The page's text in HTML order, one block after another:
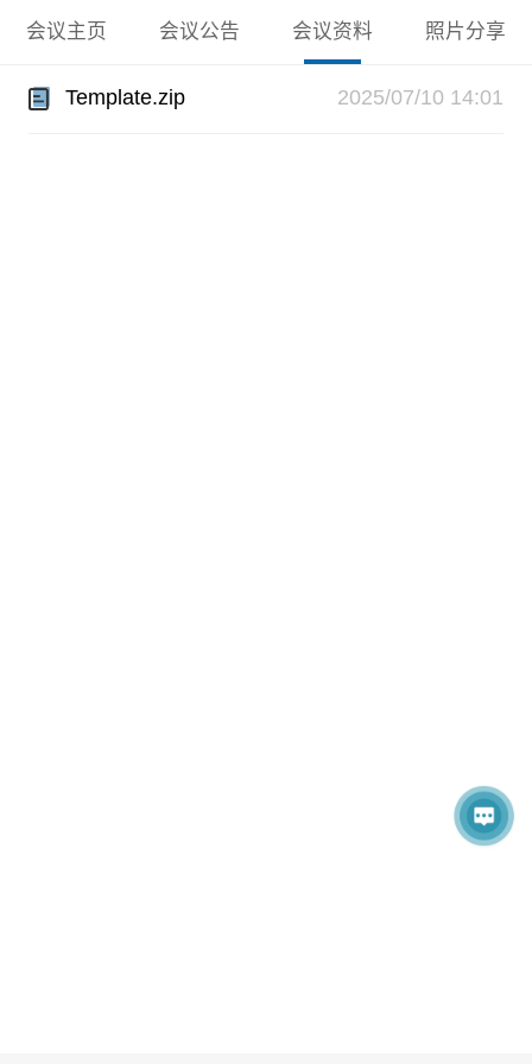
会议主页 会议公告 会议资料 照片分享
Template.zip 2025/07/10 14:01